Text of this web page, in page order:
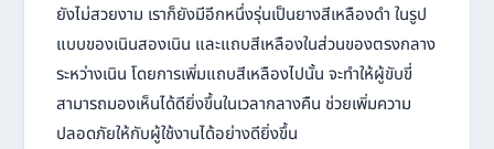
ยังไม่สวยงาม เราก็ยังมีอีกหนึ่งรุ่นเป็นยางสีเหลืองดำ ในรูป
แบบของเนินสองเนิน และแถบสีเหลืองในส่วนของตรงกลาง
ระหว่างเนิน โดยการเพิ่มแถบสีเหลืองไปนั้น จะทำให้ผู้ขับขี่
สามารถมองเห็นได้ดียิ่งขึ้นในเวลากลางคืน ช่วยเพิ่มความ
ปลอดภัยให้กับผู้ใช้งานได้อย่างดียิ่งขึ้น